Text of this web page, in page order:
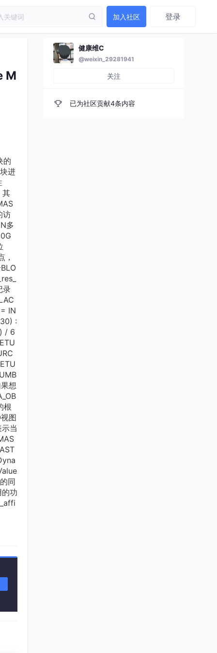
加入社区 登录
M
的
进
其
访
多
，
录
IN
:
/ 6
想
根
图
当
同
功
健康维C
@weixin_29281941
关注
已为社区贡献4条内容